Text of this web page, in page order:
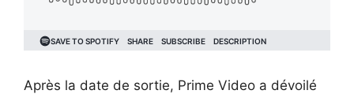
Après la date de sortie, Prime Video a dévoilé